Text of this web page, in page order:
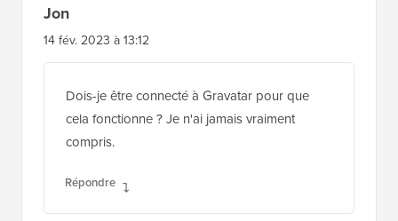
Jon
14 fév. 2023 à 13:12
Dois-je être connecté à Gravatar pour que
cela fonctionne ? Je n'ai jamais vraiment
compris.
Répondre